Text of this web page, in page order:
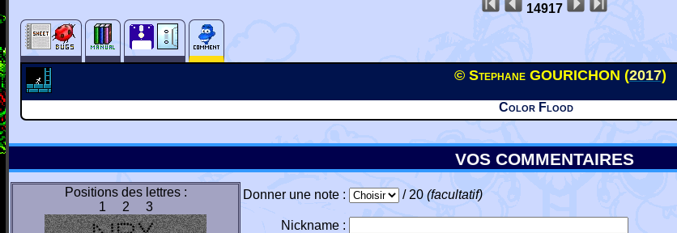
14917
© Stephane GOURICHON (2017)
Color Flood
VOS COMMENTAIRES
Positions des lettres :
1 2 3
Donner une note : / 20 (facultatif)
Nickname :